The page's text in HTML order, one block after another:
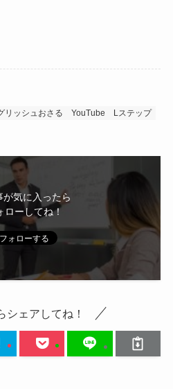
リッシュおさる YouTube
Lステップ
が気に入ったら
ローしてね！
シェアしてね！